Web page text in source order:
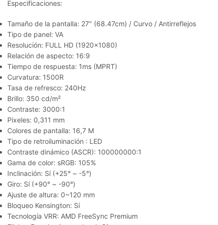
Especificaciones:
Tamaño de la pantalla: 27″ (68.47cm) / Curvo / Antirreflejos
Tipo de panel: VA
Resolución: FULL HD (1920×1080)
Relación de aspecto: 16:9
Tiempo de respuesta: 1ms (MPRT)
Curvatura: 1500R
Tasa de refresco: 240Hz
Brillo: 350 cd/m²
Contraste: 3000:1
Pixeles: 0,311 mm
Colores de pantalla: 16,7 M
Tipo de retroiluminación : LED
Contraste dinámico (ASCR): 100000000:1
Gama de color: sRGB: 105%
Inclinación: Sí (+25° ~ -5°)
Giro: Sí (+90° ~ -90°)
Ajuste de altura: 0~120 mm
Bloqueo Kensington: Sí
Tecnología VRR: AMD FreeSync Premium